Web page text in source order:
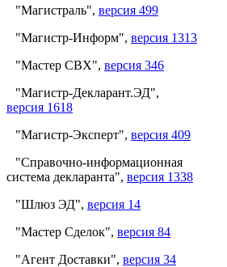
"Магистраль", версия 499
"Магистр-Информ", версия 1313
"Мастер СВХ", версия 346
"Магистр-Декларант.ЭД",
версия 1618
"Магистр-Эксперт", версия 409
"Справочно-информационная
система декларанта", версия 1338
"Шлюз ЭД", версия 14
"Мастер Сделок", версия 84
"Агент Доставки", версия 34